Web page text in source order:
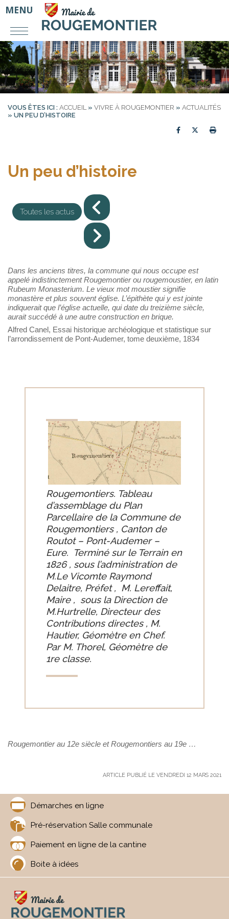
MENU
VOUS ÊTES ICI : ACCUEIL » VIVRE À ROUGEMONTIER » ACTUALITÉS
» UN PEU D’HISTOIRE
Partager sur
Un peu d’histoire
Toutes les actus
Dans les anciens titres, la commune qui nous occupe est
appelé indistinctement Rougemontier ou rougemoustier, en latin
Rubeum Monasterium. Le vieux mot moustier signifie
monastère et plus souvent église. L’épithète qui y est jointe
indiquerait que l’église actuelle, qui date du treizième siècle,
aurait succédé à une autre construction en brique.
Alfred Canel, Essai historique archéologique et statistique sur
l’arrondissement de Pont-Audemer, tome deuxième, 1834
Rougemontiers. Tableau
d’assemblage du Plan
Parcellaire de la Commune de
Rougemontiers , Canton de
Routot – Pont-Audemer –
Eure. Terminé sur le Terrain en
1826 , sous l’administration de
M.Le Vicomte Raymond
Delaitre, Préfet , M. Lereffait,
Maire , sous la Direction de
M.Hurtrelle, Directeur des
Contributions directes , M.
Hautier, Géomètre en Chef.
Par M. Thorel, Géomètre de
1re classe.
Rougemontier au 12e siècle et Rougemontiers au 19e …
ARTICLE PUBLIÉ LE VENDREDI 12 MARS 2021
Démarches en ligne
Pré-réservation Salle communale
Paiement en ligne de la cantine
Boite à idées